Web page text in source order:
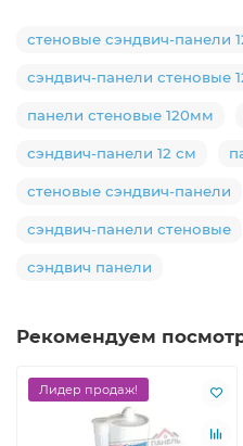
стеновые сэндвич-панели
сэндвич-панели стеновые
панели стеновые 120мм
сэндвич-панели 12 см
стеновые сэндвич-панели
сэндвич-панели стеновые
сэндвич панели
Рекомендуем
Лидер продаж!